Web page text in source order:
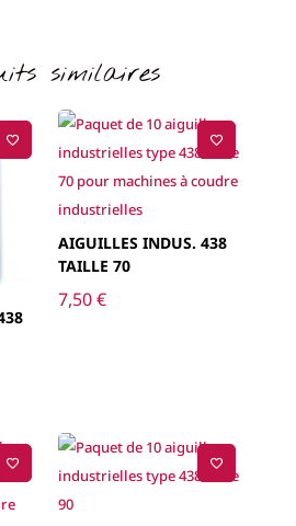
similaires
AIGUILLES INDUS. 438
TAILLE 70
7,50€